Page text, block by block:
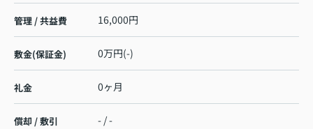
管理 / 共益費 16,000円
敷金(保証金) 0万円(-)
礼金 0ヶ月
償却 / 敷引 - / -